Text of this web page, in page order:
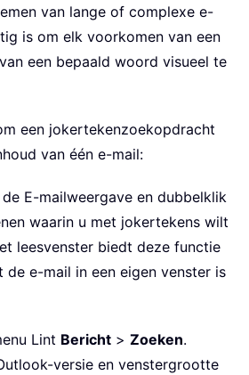
van lange of complexe e-
is om elk voorkomen van een
een bepaald woord visueel te
een jokertekenzoekopdracht
van één e-mail:
de E-mailweergave en dubbelklik
waarin u met jokertekens wilt
leesvenster biedt deze functie
e-mail in een eigen venster is
Lint Bericht > Zoeken.
versie en venstergrootte